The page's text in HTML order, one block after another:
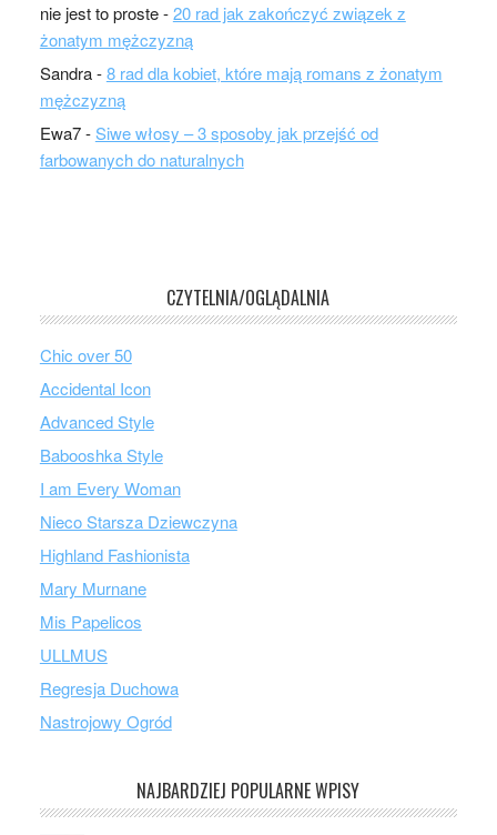
nie jest to proste-20 rad jak zakończyć związek z
żonatym mężczyzną
Sandra-8 rad dla kobiet, które mają romans z żonatym
mężczyzną
Ewa7-Siwe włosy – 3 sposoby jak przejść od
farbowanych do naturalnych
CZYTELNIA/OGLĄDALNIA
Chic over 50
Accidental Icon
Advanced Style
Babooshka Style
I am Every Woman
Nieco Starsza Dziewczyna
Highland Fashionista
Mary Murnane
Mis Papelicos
ULLMUS
Regresja Duchowa
Nastrojowy Ogród
NAJBARDZIEJ POPULARNE WPISY